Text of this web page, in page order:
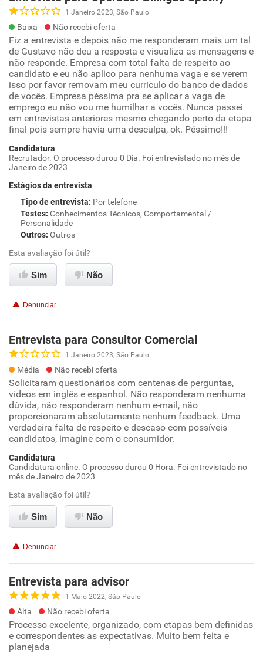
1 Janeiro 2023, São Paulo
Baixa Não recebi oferta
Fiz a entrevista e depois não me responderam mais um tal
de Gustavo não deu a resposta e visualiza as mensagens e
não responde. Empresa com total falta de respeito ao
candidato e eu não aplico para nenhuma vaga e se verem
isso por favor removam meu currículo do banco de dados
de vocês. Empresa péssima pra se aplicar a vaga de
emprego eu não vou me humilhar a vocês. Nunca passei
em entrevistas anteriores mesmo chegando perto da etapa
final pois sempre havia uma desculpa, ok. Péssimo!!!
Candidatura
Recrutador. O processo durou 0 Dia. Foi entrevistado no mês de
Janeiro de 2023
Estágios da entrevista
Tipo de entrevista: Por telefone
Testes: Conhecimentos Técnicos, Comportamental /
Personalidade
Outros: Outros
Esta avaliação foi útil?
Sim Não
Denunciar
Entrevista para Consultor Comercial
1 Janeiro 2023, São Paulo
Média Não recebi oferta
Solicitaram questionários com centenas de perguntas,
vídeos em inglês e espanhol. Não responderam nenhuma
dúvida, não responderam nenhum e-mail, não
proporcionaram absolutamente nenhum feedback. Uma
verdadeira falta de respeito e descaso com possíveis
candidatos, imagine com o consumidor.
Candidatura
Candidatura online. O processo durou 0 Hora. Foi entrevistado no
mês de Janeiro de 2023
Esta avaliação foi útil?
Sim Não
Denunciar
Entrevista para advisor
1 Maio 2022, São Paulo
Alta Não recebi oferta
Processo excelente, organizado, com etapas bem definidas
e correspondentes as expectativas. Muito bem feita e
planejada